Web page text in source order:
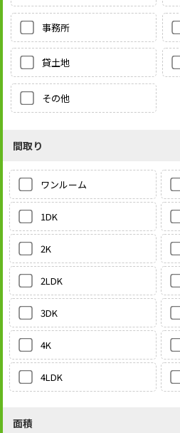
事務所
貸土地
その他
間取り
ワンルーム
1DK
2K
2LDK
3DK
4K
4LDK
面積